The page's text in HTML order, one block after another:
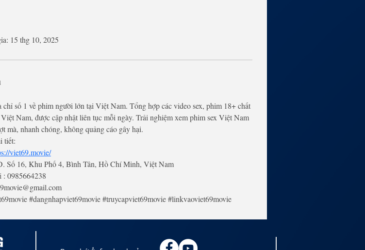
15 thg 10, 2025
số 1 về phim người lớn tại Việt Nam. Tổng hợp các video sex, phim 18+ chất
Nam, được cập nhật liên tục mỗi ngày. Trải nghiệm xem phim sex Việt Nam
mà, nhanh chóng, không quảng cáo gây hại.
tiết:
viet69.movie/
Số 16, Khu Phố 4, Bình Tân, Hồ Chí Minh, Việt Nam
: 0985664238
#dangnhapviet69movie #truycapviet69movie #linkvaoviet69movie